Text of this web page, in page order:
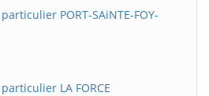
PORT-SAiNTE-FOY-
LA FORCE